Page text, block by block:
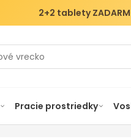
2+2 tablety
Pracie prostriedky